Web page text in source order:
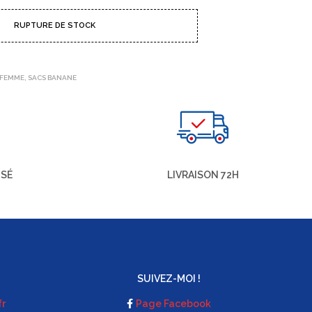
RUPTURE DE STOCK
, SACS BANANE
LIVRAISON 72H
SUIVEZ-MOI !
Page Facebook